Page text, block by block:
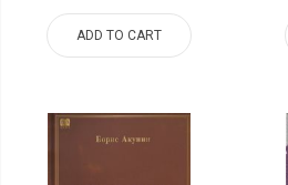
ADD TO CART